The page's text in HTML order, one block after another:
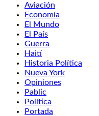
Aviación
Economía
El Mundo
El País
Guerra
Haití
Historia Política
Nueva York
Opiniones
Pablic
Política
Portada